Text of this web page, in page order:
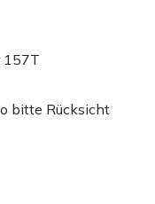
157T
bitte Rücksicht